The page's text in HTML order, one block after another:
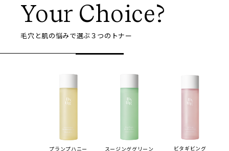
Your Choice?
毛穴と肌の悩みで選ぶ３つのトナー
プランプハニー
スージンググリーン
ビタギビング